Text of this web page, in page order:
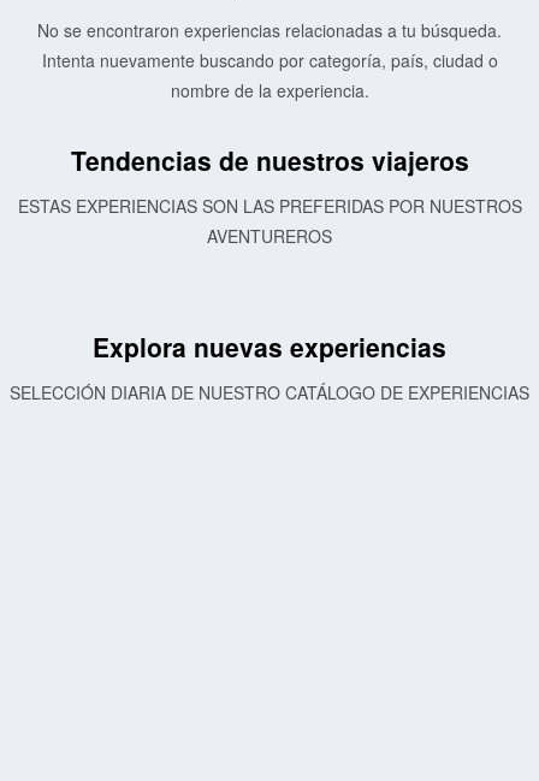
No se encontraron experiencias relacionadas a tu búsqueda.
Intenta nuevamente buscando por categoría, país, ciudad o
nombre de la experiencia.
Tendencias de nuestros viajeros
ESTAS EXPERIENCIAS SON LAS PREFERIDAS POR NUESTROS
AVENTUREROS
Explora nuevas experiencias
SELECCIÓN DIARIA DE NUESTRO CATÁLOGO DE EXPERIENCIAS